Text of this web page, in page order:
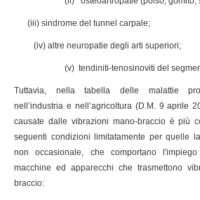
(iii) sindrome del tunnel carpale;
(iv) altre neuropatie degli arti superiori;
(v) tendiniti-tenosinoviti del
Tuttavia, nella tabella delle malattie
nell’industria e nell’agricoltura (D.M. 9 aprile
causate dalle vibrazioni mano-braccio è più
seguenti condizioni limitatamente per quelle
non occasionale, che comportano
macchine ed apparecchi che trasmettono
braccio: